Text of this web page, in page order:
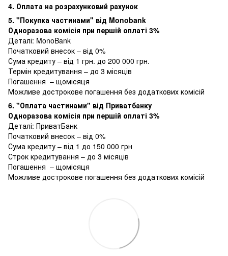
4. Оплата на розрахунковий рахунок
5. "Покупка частинами" від Monobank
Одноразова комісія при першій оплаті 3%
Деталі: MonoBank
Початковий внесок – від 0%
Сума кредиту – від 1 грн. до 200 000 грн.
Термін кредитування – до 3 місяців
Погашення – щомісяця
Можливе дострокове погашення без додаткових комісій
6. "Оплата частинами" від Приватбанку
Одноразова комісія при першій оплаті 3%
Деталі: ПриватБанк
Початковий внесок – від 0%
Сума кредиту – від 1 до 150 000 грн
Строк кредитування – до 3 місяців
Погашення – щомісяця
Можливе дострокове погашення без додаткових комісій